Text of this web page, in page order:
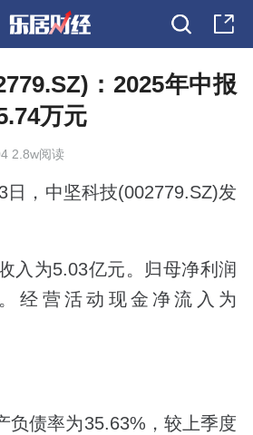
：2025年中报
万元
2.8w阅读
，中坚科技(002779.SZ)发
为5.03亿元。归母净利润
经营活动现金净流入为
债率为35.63%，较上季度